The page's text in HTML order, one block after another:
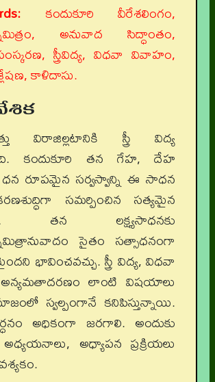
కందుకూరి వీరేశలింగం,
అనువాద సిద్ధాంతం,
స్త్రీవిద్య, విధవా వివాహం,
కాళిదాసు.
విరాజిల్లటానికి స్త్రీ విద్య
కందుకూరి తన గేహ, దేహ
రూపమైన సర్వస్వాన్ని ఈ సాధన
సమర్పించిన సత్యమైన
తన లక్ష్యసాధనకు
సైతం సత్సాధనంగా
భావించవచ్చు. స్త్రీ విద్య, విధవా
లాంటి విషయాలు
స్వల్పంగానే కనిపిస్తున్నాయి.
అధికంగా జరగాలి. అందుకు
అధ్యాపన ప్రక్రియలు